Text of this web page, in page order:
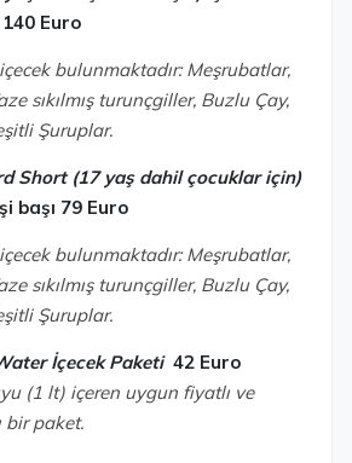
140 Euro
bulunmaktadır: Meşrubatlar,
sıkılmış turunçgiller, Buzlu Çay,
Şuruplar.
Short (17 yaş dahil çocuklar için)
başı 79 Euro
bulunmaktadır: Meşrubatlar,
sıkılmış turunçgiller, Buzlu Çay,
Şuruplar.
İçecek Paketi 42 Euro
(1 lt) içeren uygun fiyatlı ve
bir paket.